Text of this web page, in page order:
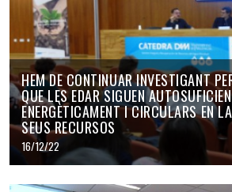
HEM DE CONTINUAR INVESTIGANT
QUE LES EDAR SIGUEN
ENERGÈTICAMENT I CIRCULARS EN
SEUS RECURSOS
16/12/22